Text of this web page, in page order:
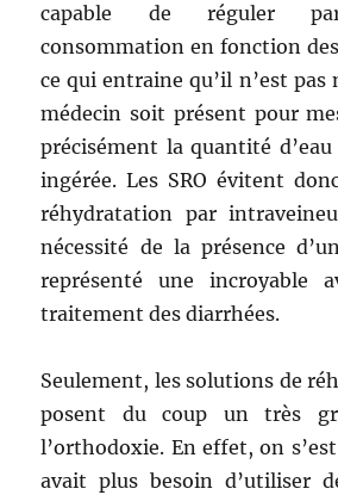
capable de réguler
consommation en fonction
ce qui entraine qu’il n’est pas
médecin soit présent pour
précisément la quantité d’eau
ingérée. Les SRO évitent
réhydratation par
nécessité de la présence
représenté une incroyable
traitement des diarrhées.
Seulement, les solutions de
posent du coup un très
l’orthodoxie. En effet, on
avait plus besoin d’utiliser